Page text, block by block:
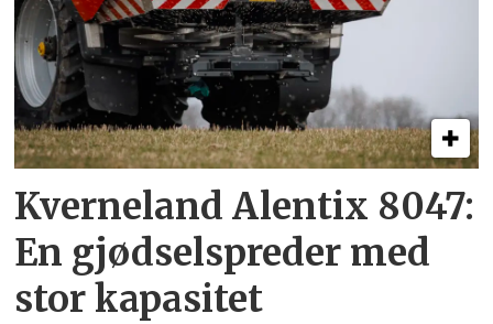
Kverneland Alentix 8047:
En gjødsel­spreder med
stor kapasitet